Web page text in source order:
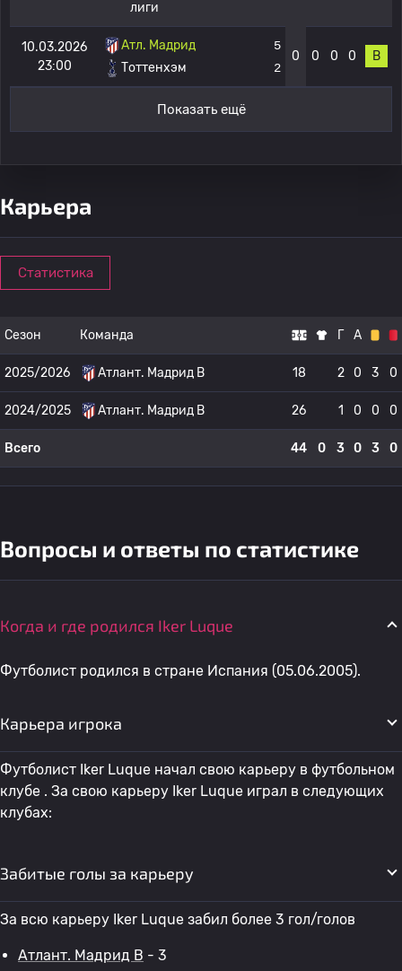
лиги
10.03.2026
23:00
Атл. Мадрид
Тоттенхэм
5
2
0 0 0 0 В
Показать ещё
Карьера
Статистика
Сезон Команда Г А
2025/2026 Атлант. Мадрид B 18 2 0 3 0
2024/2025 Атлант. Мадрид B 26 1 0 0 0
Всего 44 0 3 0 3 0
Вопросы и ответы по статистике
Когда и где родился Iker Luque
Футболист родился в стране Испания (05.06.2005).
Карьера игрока
Футболист Iker Luque начал свою карьеру в футбольном
клубе . За свою карьеру Iker Luque играл в следующих
клубах:
Забитые голы за карьеру
За всю карьеру Iker Luque забил более 3 гол/голов
Атлант. Мадрид B - 3